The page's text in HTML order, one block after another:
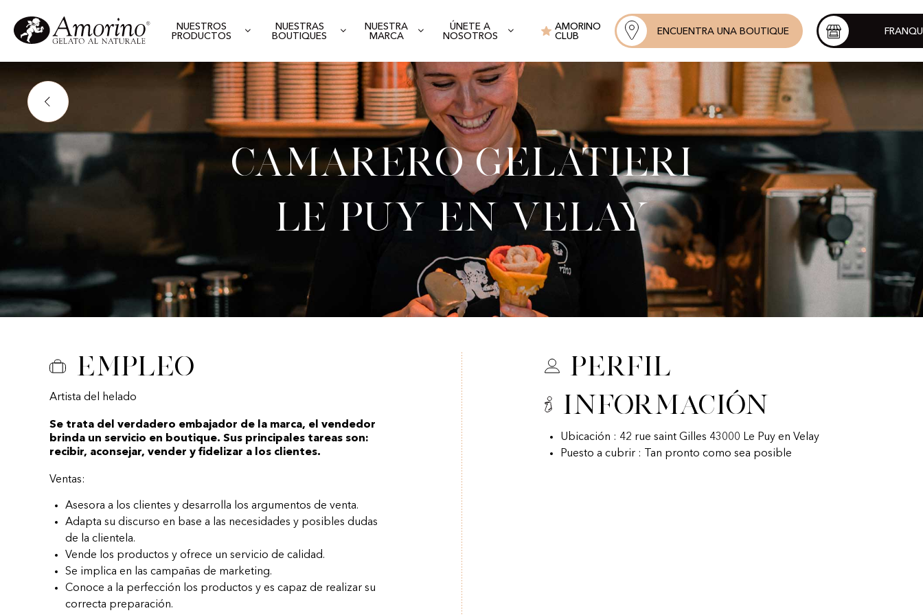
NUESTROS
PRODUCTOS
NUESTRAS
BOUTIQUES
NUESTRA
MARCA
ÚNETE A
NOSOTROS
AMORINO
CLUB
ENCUENTRA UNA BOUTIQUE
Camarero gelatieri
Le Puy en Velay
Empleo
Artista del helado
Se trata del verdadero embajador de la marca, el vendedor
brinda un servicio en boutique. Sus principales tareas son:
recibir, aconsejar, vender y fidelizar a los clientes.
Ventas:
Asesora a los clientes y desarrolla los argumentos de venta.
Adapta su discurso en base a las necesidades y posibles dudas
de la clientela.
Vende los productos y ofrece un servicio de calidad.
Se implica en las campañas de marketing.
Conoce a la perfección los productos y es capaz de realizar su
correcta preparación.
Perfil
Información
Ubicación : 42 rue saint Gilles 43000 Le Puy en Velay
Puesto a cubrir : Tan pronto como sea posible